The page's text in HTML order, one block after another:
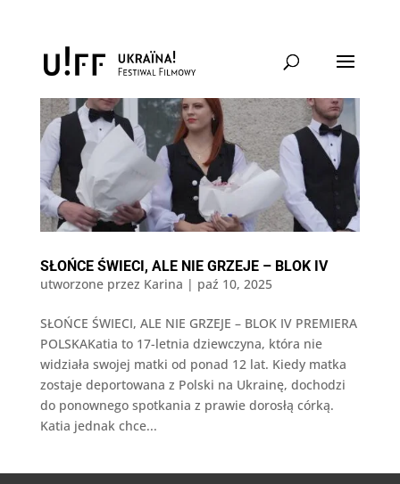
SŁOŃCE ŚWIECI, ALE NIE GRZEJE – BLOK IV
utworzone przez Karina | paź 10, 2025
SŁOŃCE ŚWIECI, ALE NIE GRZEJE – BLOK IV PREMIERA
POLSKAKatia to 17-letnia dziewczyna, która nie
widziała swojej matki od ponad 12 lat. Kiedy matka
zostaje deportowana z Polski na Ukrainę, dochodzi
do ponownego spotkania z prawie dorosłą córką.
Katia jednak chce...